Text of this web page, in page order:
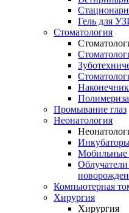
Гель для
Стоматология
Промывание глаз
Неонатология
Мобильные
Облучатели
Компьютерная
Хирургия
Хирургия